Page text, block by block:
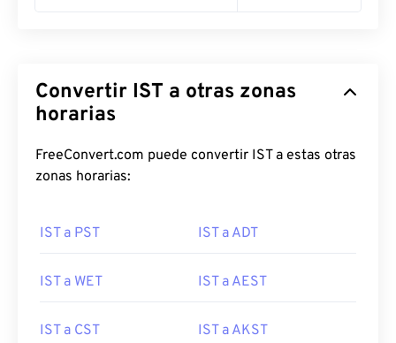
Convertir IST a otras zonas
horarias
FreeConvert.com puede convertir IST a estas otras
zonas horarias:
IST a PST IST a ADT
IST a WET IST a AEST
IST a CST IST a AKST